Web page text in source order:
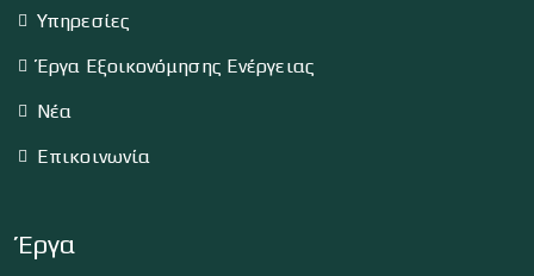
Υπηρεσίες
Έργα Εξοικονόμησης Ενέργειας
Νέα
Επικοινωνία
Έργα